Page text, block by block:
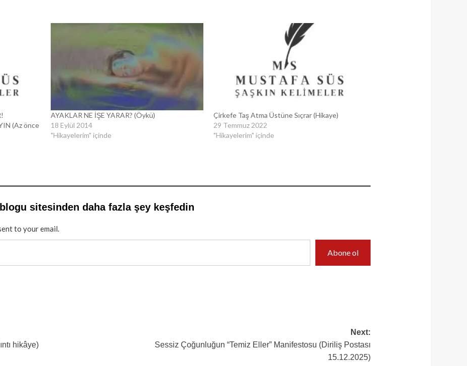
(Az önce
AYAKLAR NE İŞE YARAR? (Öykü)
18 Eylül 2014
"Hikayelerim" içinde
Çirkefe Taş Atma Üstüne Sıçrar (Hikaye)
29 Temmuz 2022
"Hikayelerim" içinde
sitesinden daha fazla şey keşfedin
to your email.
Abone ol
hikâye)
Next:
Sessiz Çoğunluğun “Temiz Eller” Manifestosu (Diriliş Postası
15.12.2025)